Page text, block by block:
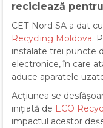
reciclează
CET-Nord SA a dat
Recycling Moldova.
instalate trei puncte
electronice, în care
aduce aparatele
Acțiunea se
inițiată de ECO
impactul acestor